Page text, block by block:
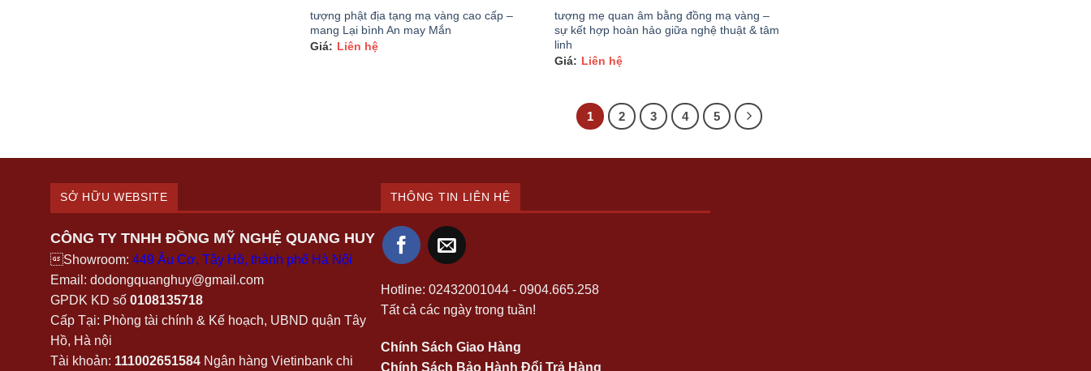
tượng phật địa tạng mạ vàng cao cấp –
mang Lại bình An may Mắn
Liên hệ
tượng mẹ quan âm bằng đồng mạ vàng –
sự kết hợp hoàn hảo giữa nghệ thuật & tâm
linh
Liên hệ
1 2 3 4 5
SỞ HỮU WEBSITE
CÔNG TY TNHH ĐỒNG MỸ NGHỆ QUANG HUY
Showroom: 449 Âu Cơ, Tây Hồ, thành phố Hà Nội
Email: dodongquanghuy@gmail.com
GPDK KD số 0108135718
Cấp Tại: Phòng tài chính & Kế hoạch, UBND quận Tây
Hồ, Hà nội
Tài khoản: 111002651584 Ngân hàng Vietinbank chi
THÔNG TIN LIÊN HỆ
Hotline: 02432001044- 0904.665.258
Tất cả các ngày trong tuần!
Chính Sách Giao Hàng
Chính Sách Bảo Hành Đổi Trả Hàng